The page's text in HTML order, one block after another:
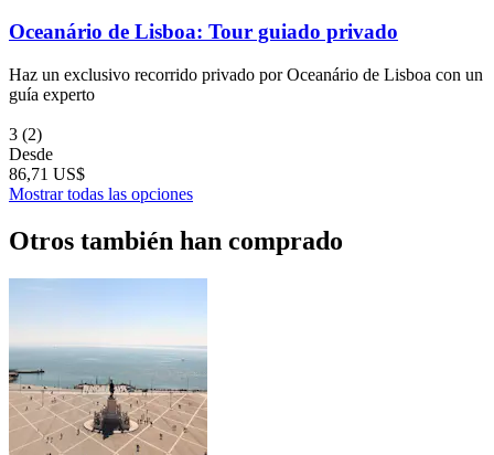
Oceanário de Lisboa: Tour guiado privado
Haz un exclusivo recorrido privado por Oceanário de Lisboa con un
guía experto
3 (2)
Desde
86,71 US$
Mostrar todas las opciones
Otros también han comprado